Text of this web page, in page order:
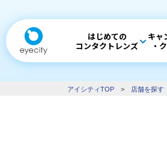
はじめての
コンタクトレンズ
キャ
・
アイシティTOP > 店舗を探す